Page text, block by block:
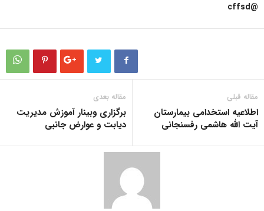
@cffsd
مقاله قبلی
اطلاعیه استخدامی بیمارستان
آیت الله هاشمی رفسنجانی
مقاله بعدی
برگزاری وبینار آموزش مدیریت
دیابت و عوارض جانبی